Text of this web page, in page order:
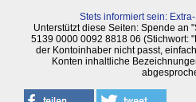
Stets informiert sein:
Unterstützt diese Seiten: Spende an
5139 0000 0092 8818 06 (Stichwort:
der Kontoinhaber nicht passt,
Konten inhaltliche